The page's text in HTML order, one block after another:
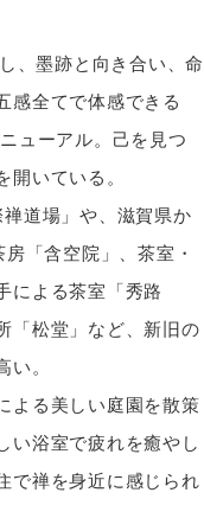
、墨跡と向き合い、命
感全てで体感できる
ューアル。己を見つ
いている。
道場」や、滋賀県か
「含空院」、茶室・
による茶室「秀路
「松堂」など、新旧の
。
よる美しい庭園を散策
い浴室で疲れを癒やし
で禅を身近に感じられ